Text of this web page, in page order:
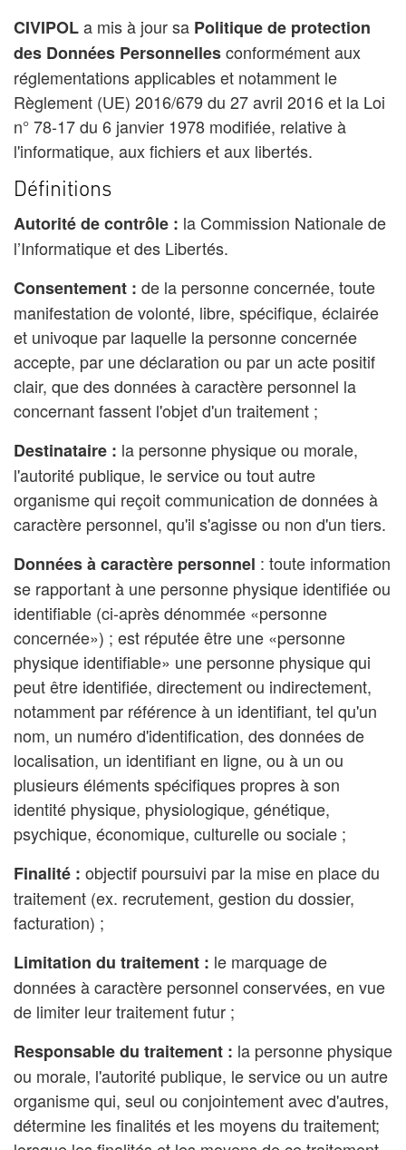
CIVIPOLa mis à jour sa Politique de protection
des Données Personnellesconformément aux
réglementations applicables et notamment le
Règlement (UE) 2016/679 du 27 avril 2016 et la Loi
n° 78-17 du 6 janvier 1978 modifiée, relative à
l'informatique, aux fichiers et aux libertés.
Définitions
Autorité de contrôle : la Commission Nationale de
l’Informatique et des Libertés.
Consentement : de la personne concernée, toute
manifestation de volonté, libre, spécifique, éclairée
et univoque par laquelle la personne concernée
accepte, par une déclaration ou par un acte positif
clair, que des données à caractère personnel la
concernant fassent l'objet d'un traitement ;
Destinataire : la personne physique ou morale,
l'autorité publique, le service ou tout autre
organisme qui reçoit communication de données à
caractère personnel, qu'il s'agisse ou non d'un tiers.
Données à caractère personnel : toute information
se rapportant à une personne physique identifiée ou
identifiable (ci-après dénommée «personne
concernée») ; est réputée être une «personne
physique identifiable» une personne physique qui
peut être identifiée, directement ou indirectement,
notamment par référence à un identifiant, tel qu'un
nom, un numéro d'identification, des données de
localisation, un identifiant en ligne, ou à un ou
plusieurs éléments spécifiques propres à son
identité physique, physiologique, génétique,
psychique, économique, culturelle ou sociale ;
Finalité : objectif poursuivi par la mise en place du
traitement (ex. recrutement, gestion du dossier,
facturation) ;
Limitation du traitement : le marquage de
données à caractère personnel conservées, en vue
de limiter leur traitement futur ;
Responsable du traitement : la personne physique
ou morale, l'autorité publique, le service ou un autre
organisme qui, seul ou conjointement avec d'autres,
détermine les finalités et les moyens du traitement;